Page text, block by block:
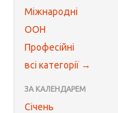
Міжнародні
ООН
Професійні
всі категорії →
ЗА КАЛЕНДАРЕМ
Січень